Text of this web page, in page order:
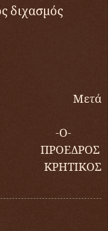
διχασμός
O-